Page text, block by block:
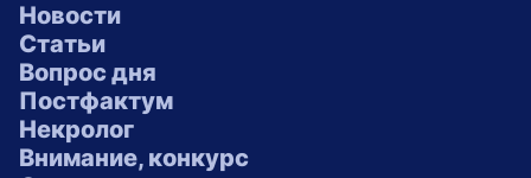
Новости
Статьи
Вопрос дня
Постфактум
Некролог
Внимание, конкурс